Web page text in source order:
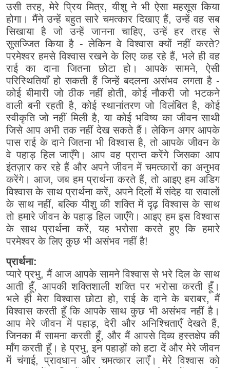
उसी तरह, मेरे प्रिय मित्र, यीशु ने भी ऐसा महसूस किया
होगा। मैंने उन्हें बहुत सारे चमत्कार दिखाए हैं, उन्हें वह सब
सिखाया है जो उन्हें जानना चाहिए, उन्हें हर तरह से
सुसज्जित किया है - लेकिन वे विश्वास क्यों नहीं करते?
परमेश्वर हमसे विश्वास रखने के लिए कह रहे हैं, भले ही वह
राई का दाना जितना छोटा हो। आपके सामने, ऐसी
परिस्थितियाँ हो सकती हैं जिन्हें बदलना असंभव लगता है -
कोई बीमारी जो ठीक नहीं होती, कोई नौकरी जो भटकने
वाली बनी रहती है, कोई स्थानांतरण जो विलंबित है, कोई
स्वीकृति जो नहीं मिली है, या कोई भविष्य का जीवन साथी
जिसे आप अभी तक नहीं देख सकते हैं। लेकिन अगर आपके
पास राई के दाने जितना भी विश्वास है, तो आपके जीवन के
वे पहाड़ हिल जाएँगे। आप वह प्राप्त करेंगे जिसका आप
इंतज़ार कर रहे हैं और अपने जीवन में चमत्कारों का अनुभव
करेंगे। आज, जब हम प्रार्थना करते हैं, तो आइए हम अडिग
विश्वास के साथ प्रार्थना करें, अपने दिलों में संदेह या सवालों
के साथ नहीं, बल्कि यीशु की शक्ति में दृढ़ विश्वास के साथ
तो हमारे जीवन के पहाड़ हिल जाएँगे। आइए हम इस विश्वास
के साथ प्रार्थना करें, यह भरोसा करते हुए कि हमारे
परमेश्वर के लिए कुछ भी असंभव नहीं है!
प्रार्थना:
प्यारे प्रभु, मैं आज आपके सामने विश्वास से भरे दिल के साथ
आती हूँ, आपकी शक्तिशाली शक्ति पर भरोसा करती हूँ।
भले ही मेरा विश्वास छोटा हो, राई के दाने के बराबर, मैं
विश्वास करती हूँ कि आपके साथ कुछ भी असंभव नहीं है।
आप मेरे जीवन में पहाड़, देरी और अनिश्चिताएँ देखते हैं,
जिनका मैं सामना करती हूँ, और मैं आपसे दिव्य हस्तक्षेप की
माँग करती हूँ। हे प्रभु, इन पहाड़ों को हटा दें और मेरे जीवन
में चंगाई, प्रावधान और चमत्कार लाएँ। मेरे विश्वास को